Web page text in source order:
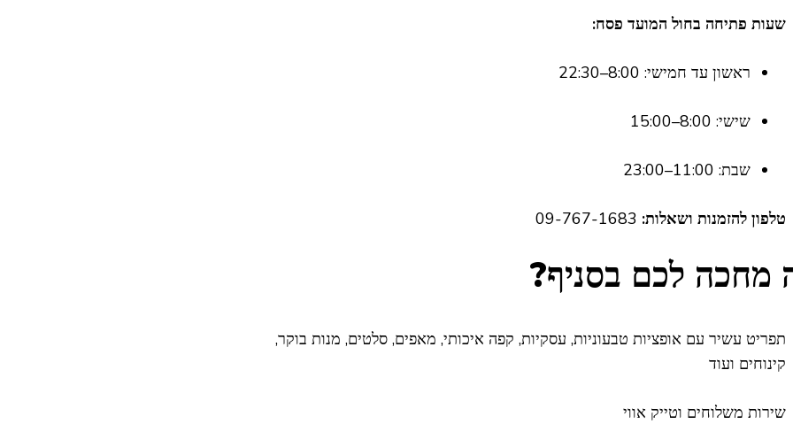
שעות פתיחה בחול המועד פסח:
ראשון עד חמישי: 8:00–22:30
שישי: 8:00–15:00
שבת: 11:00–23:00
טלפון להזמנות ושאלות:
מחכה לכם בסניף?
תפריט עשיר עם אופציות טבעוניות, עסקיות, קפה איכותי, מאפים, סלטים, מנות בוקר,
קינוחים ועוד
שירות משלוחים וטייק אווי